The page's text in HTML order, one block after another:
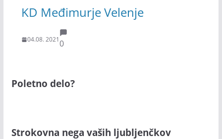
KD Međimurje Velenje
04.08. 20210
Poletno delo?
Strokovna nega vaših ljubljenčkov